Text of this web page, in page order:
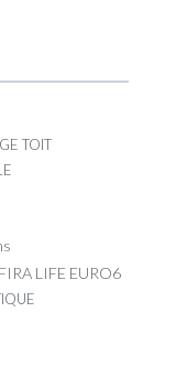
TOIT
LIFE EURO6